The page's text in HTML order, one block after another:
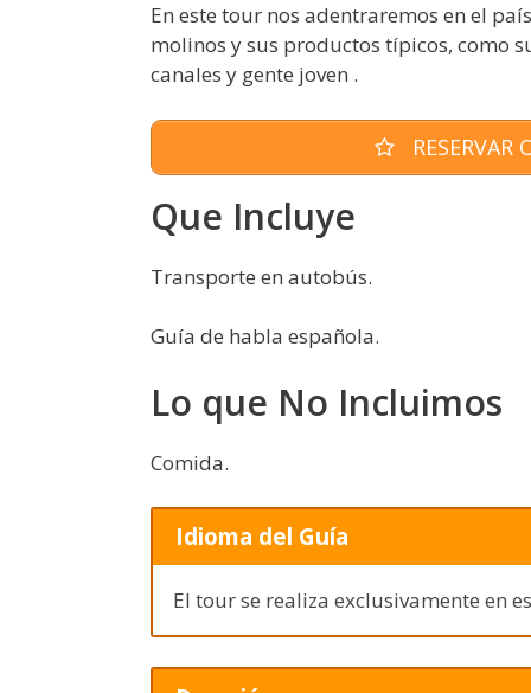
En este tour nos adentraremos en el
molinos y sus productos típicos, como
canales y gente joven .
RESERVAR
Que Incluye
Transporte en autobús.
Guía de habla española.
Lo que No Incluimos
Comida.
Idioma del Guía
El tour se realiza exclusivamente en